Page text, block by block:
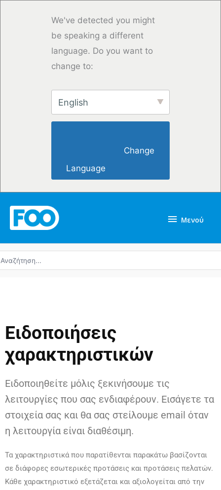
We've detected you might
be speaking a different
language. Do you want to
change to:
English
Language
Μενού
Ειδοποιήσεις
χαρακτηριστικών
Ειδοποιηθείτε μόλις ξεκινήσουμε τις
λειτουργίες που σας ενδιαφέρουν. Εισάγετε τα
στοιχεία σας και θα σας στείλουμε email όταν
η λειτουργία είναι διαθέσιμη.
Τα χαρακτηριστικά που παρατίθενται παρακάτω βασίζονται
σε διάφορες εσωτερικές προτάσεις και προτάσεις πελατών.
Κάθε χαρακτηριστικό εξετάζεται και αξιολογείται από την